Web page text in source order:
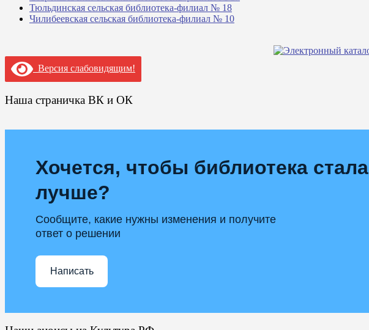
Тюльдинская сельская библиотека-филиал № 18
Чилибеевская сельская библиотека-филиал № 10
Версия слабовидящим!
Наша страничка ВК и ОК
Хочется, чтобы библиотека стала
лучше?
Сообщите, какие нужны изменения и получите
ответ о решении
Написать